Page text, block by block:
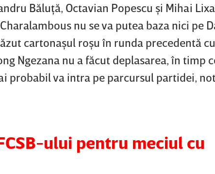
Băluţă, Octavian Popescu şi Mihai
nu se va putea baza nici pe
cartonaşul roşu în runda precedentă cu
Ngezana nu a făcut deplasarea, în timp
probabil va intra pe parcursul partidei,
ului pentru meciul cu